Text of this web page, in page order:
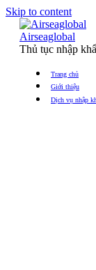
Skip to content
Airseaglobal
Thủ tục nhập
Trang chủ
Giới thiệu
Dịch vụ nhập